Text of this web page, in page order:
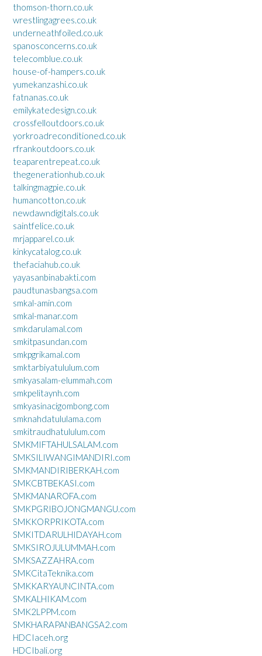
thomson-thorn.co.uk
wrestlingagrees.co.uk
underneathfoiled.co.uk
spanosconcerns.co.uk
telecomblue.co.uk
house-of-hampers.co.uk
yumekanzashi.co.uk
fatnanas.co.uk
emilykatedesign.co.uk
crossfelloutdoors.co.uk
yorkroadreconditioned.co.uk
rfrankoutdoors.co.uk
teaparentrepeat.co.uk
thegenerationhub.co.uk
talkingmagpie.co.uk
humancotton.co.uk
newdawndigitals.co.uk
saintfelice.co.uk
mrjapparel.co.uk
kinkycatalog.co.uk
thefaciahub.co.uk
yayasanbinabakti.com
paudtunasbangsa.com
smkal-amin.com
smkal-manar.com
smkdarulamal.com
smkitpasundan.com
smkpgrikamal.com
smktarbiyatululum.com
smkyasalam-elummah.com
smkpelitaynh.com
smkyasinacigombong.com
smknahdatululama.com
smkitraudhatululum.com
SMKMIFTAHULSALAM.com
SMKSILIWANGIMANDIRI.com
SMKMANDIRIBERKAH.com
SMKCBTBEKASI.com
SMKMANAROFA.com
SMKPGRIBOJONGMANGU.com
SMKKORPRIKOTA.com
SMKITDARULHIDAYAH.com
SMKSIROJULUMMAH.com
SMKSAZZAHRA.com
SMKCitaTeknika.com
SMKKARYAUNCINTA.com
SMKALHIKAM.com
SMK2LPPM.com
SMKHARAPANBANGSA2.com
HDCIaceh.org
HDCIbali.org